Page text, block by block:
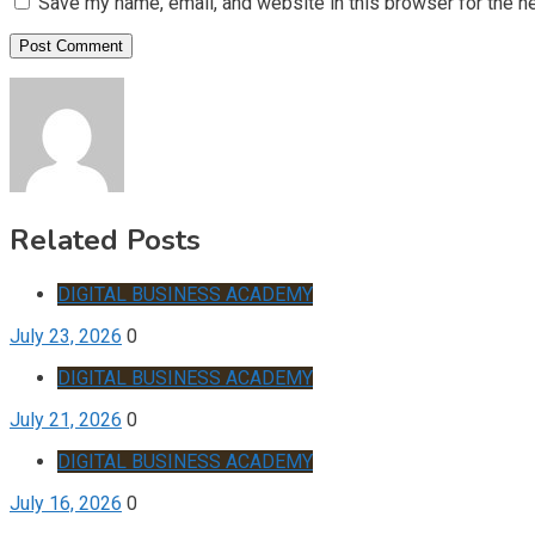
Related Posts
DIGITAL BUSINESS ACADEMY
July 23, 2026 0
DIGITAL BUSINESS ACADEMY
July 21, 2026 0
DIGITAL BUSINESS ACADEMY
July 16, 2026 0